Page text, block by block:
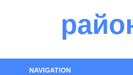
NAVIGATION